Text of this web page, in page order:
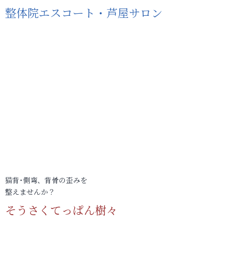
整体院エスコート・芦屋サロン
猫背･側弯、背骨の歪みを
整えませんか？
そうさくてっぱん樹々